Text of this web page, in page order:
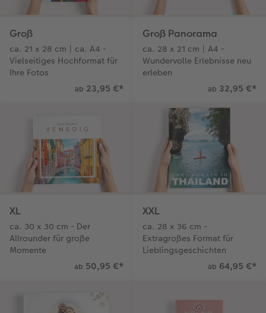
Groß
ca. 21 x 28 cm | ca. A4 -
Vielseitiges Hochformat für
Ihre Fotos
ab 23,95 €*
Groß Panorama
ca. 28 x 21 cm | A4 -
Wundervolle Erlebnisse neu
erleben
ab 32,95 €*
XL
ca. 30 x 30 cm - Der
Allrounder für große
Momente
ab 50,95 €*
XXL
ca. 28 x 36 cm -
Extragroßes Format für
Lieblingsgeschichten
ab 64,95 €*